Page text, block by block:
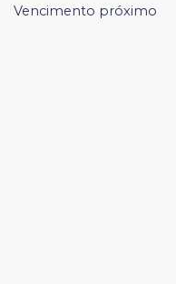
Vencimento próximo